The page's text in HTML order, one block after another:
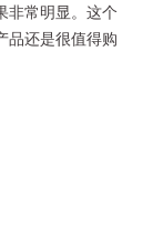
非常明显。这个
品还是很值得购